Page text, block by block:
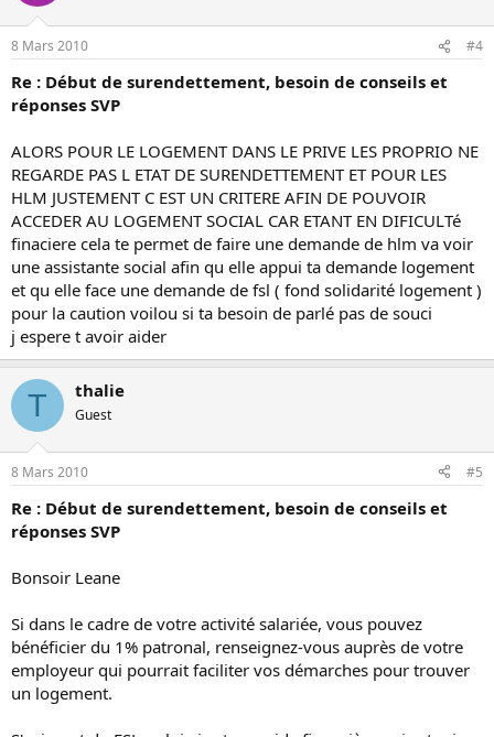
8 Mars 2010 #4
Re : Début de surendettement, besoin de conseils et
réponses SVP
ALORS POUR LE LOGEMENT DANS LE PRIVE LES PROPRIO NE
REGARDE PAS L ETAT DE SURENDETTEMENT ET POUR LES
HLM JUSTEMENT C EST UN CRITERE AFIN DE POUVOIR
ACCEDER AU LOGEMENT SOCIAL CAR ETANT EN DIFICULTé
finaciere cela te permet de faire une demande de hlm va voir
une assistante social afin qu elle appui ta demande logement
et qu elle face une demande de fsl ( fond solidarité logement )
pour la caution voilou si ta besoin de parlé pas de souci
j espere t avoir aider
T thalie
Guest
8 Mars 2010 #5
Re : Début de surendettement, besoin de conseils et
réponses SVP
Bonsoir Leane
Si dans le cadre de votre activité salariée, vous pouvez
bénéficier du 1% patronal, renseignez-vous auprès de votre
employeur qui pourrait faciliter vos démarches pour trouver
un logement.